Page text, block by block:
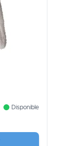
Disponible